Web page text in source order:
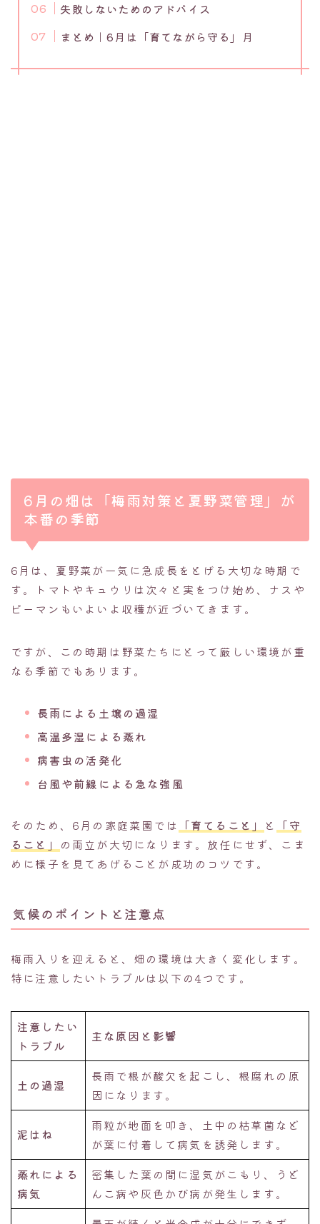
失敗しないためのアドバイス
まとめ｜6月は「育てながら守る」月
6月の畑は「梅雨対策と夏野菜管理」が
本番の季節
6月は、夏野菜が一気に急成長をとげる大切な時期で
す。トマトやキュウリは次々と実をつけ始め、ナスや
ピーマンもいよいよ収穫が近づいてきます。
ですが、この時期は野菜たちにとって厳しい環境が重
なる季節でもあります。
長雨による土壌の過湿
高温多湿による蒸れ
病害虫の活発化
台風や前線による急な強風
そのため、6月の家庭菜園では 「育てること」 と
「守
ること」 の両立が大切になります。放任にせず、こま
めに様子を見てあげることが成功のコツです。
気候のポイントと注意点
梅雨入りを迎えると、畑の環境は大きく変化します。
特に注意したいトラブルは以下の4つです。
注意したい
トラブル
主な原因と影響
土の過湿
長雨で根が酸欠を起こし、根腐れの原
因になります。
泥はね
雨粒が地面を叩き、土中の枯草菌など
が葉に付着して病気を誘発します。
蒸れによる
病気
密集した葉の間に湿気がこもり、うど
んこ病や灰色かび病が発生します。